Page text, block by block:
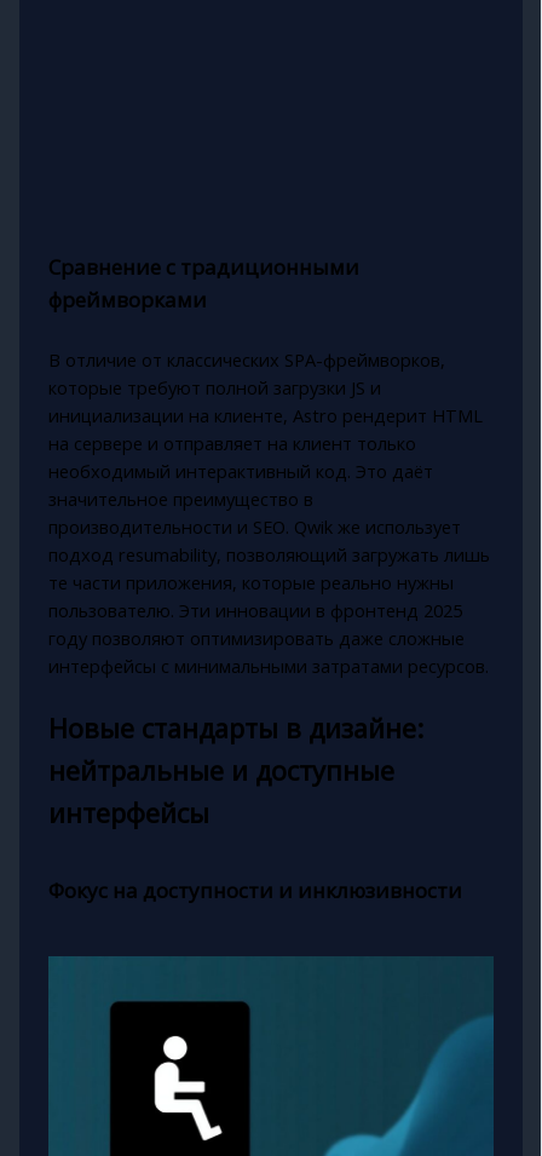
Сравнение с традиционными
фреймворками
В отличие от классических SPA-фреймворков,
которые требуют полной загрузки JS и
инициализации на клиенте, Astro рендерит HTML
на сервере и отправляет на клиент только
необходимый интерактивный код. Это даёт
значительное преимущество в
производительности и SEO. Qwik же использует
подход resumability, позволяющий загружать лишь
те части приложения, которые реально нужны
пользователю. Эти инновации в фронтенд 2025
году позволяют оптимизировать даже сложные
интерфейсы с минимальными затратами ресурсов.
Новые стандарты в дизайне:
нейтральные и доступные
интерфейсы
Фокус на доступности и инклюзивности